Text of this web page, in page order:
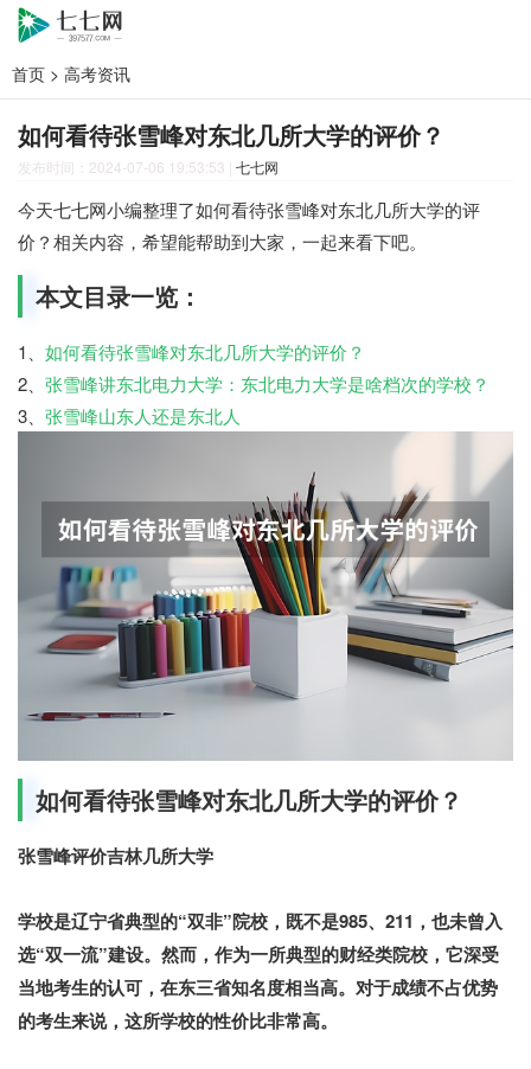
首页 > 高考资讯
如何看待张雪峰对东北几所大学的评价？
发布时间：2024-07-06 19:53:53 | 七七网
今天七七网小编整理了如何看待张雪峰对东北几所大学的评
价？相关内容，希望能帮助到大家，一起来看下吧。
本文目录一览：
1、 如何看待张雪峰对东北几所大学的评价？
2、 张雪峰讲东北电力大学：东北电力大学是啥档次的学校？
3、 张雪峰山东人还是东北人
如何看待张雪峰对东北几所大学的评价？
张雪峰评价吉林几所大学
学校是辽宁省典型的“双非”院校，既不是985、211，也未曾入
选“双一流”建设。然而，作为一所典型的财经类院校，它深受
当地考生的认可，在东三省知名度相当高。对于成绩不占优势
的考生来说，这所学校的性价比非常高。